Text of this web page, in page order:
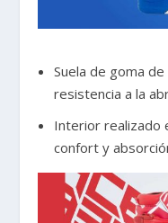
Suela de goma
resistencia a la
Interior realizado
confort y